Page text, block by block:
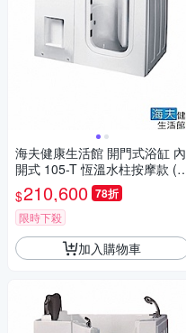
海夫健康生活館 開門式浴缸 內
開式 105-T 恆溫水柱按摩款 (1
20*78*90cm)
$210,600 78折
限時下殺
加入購物車